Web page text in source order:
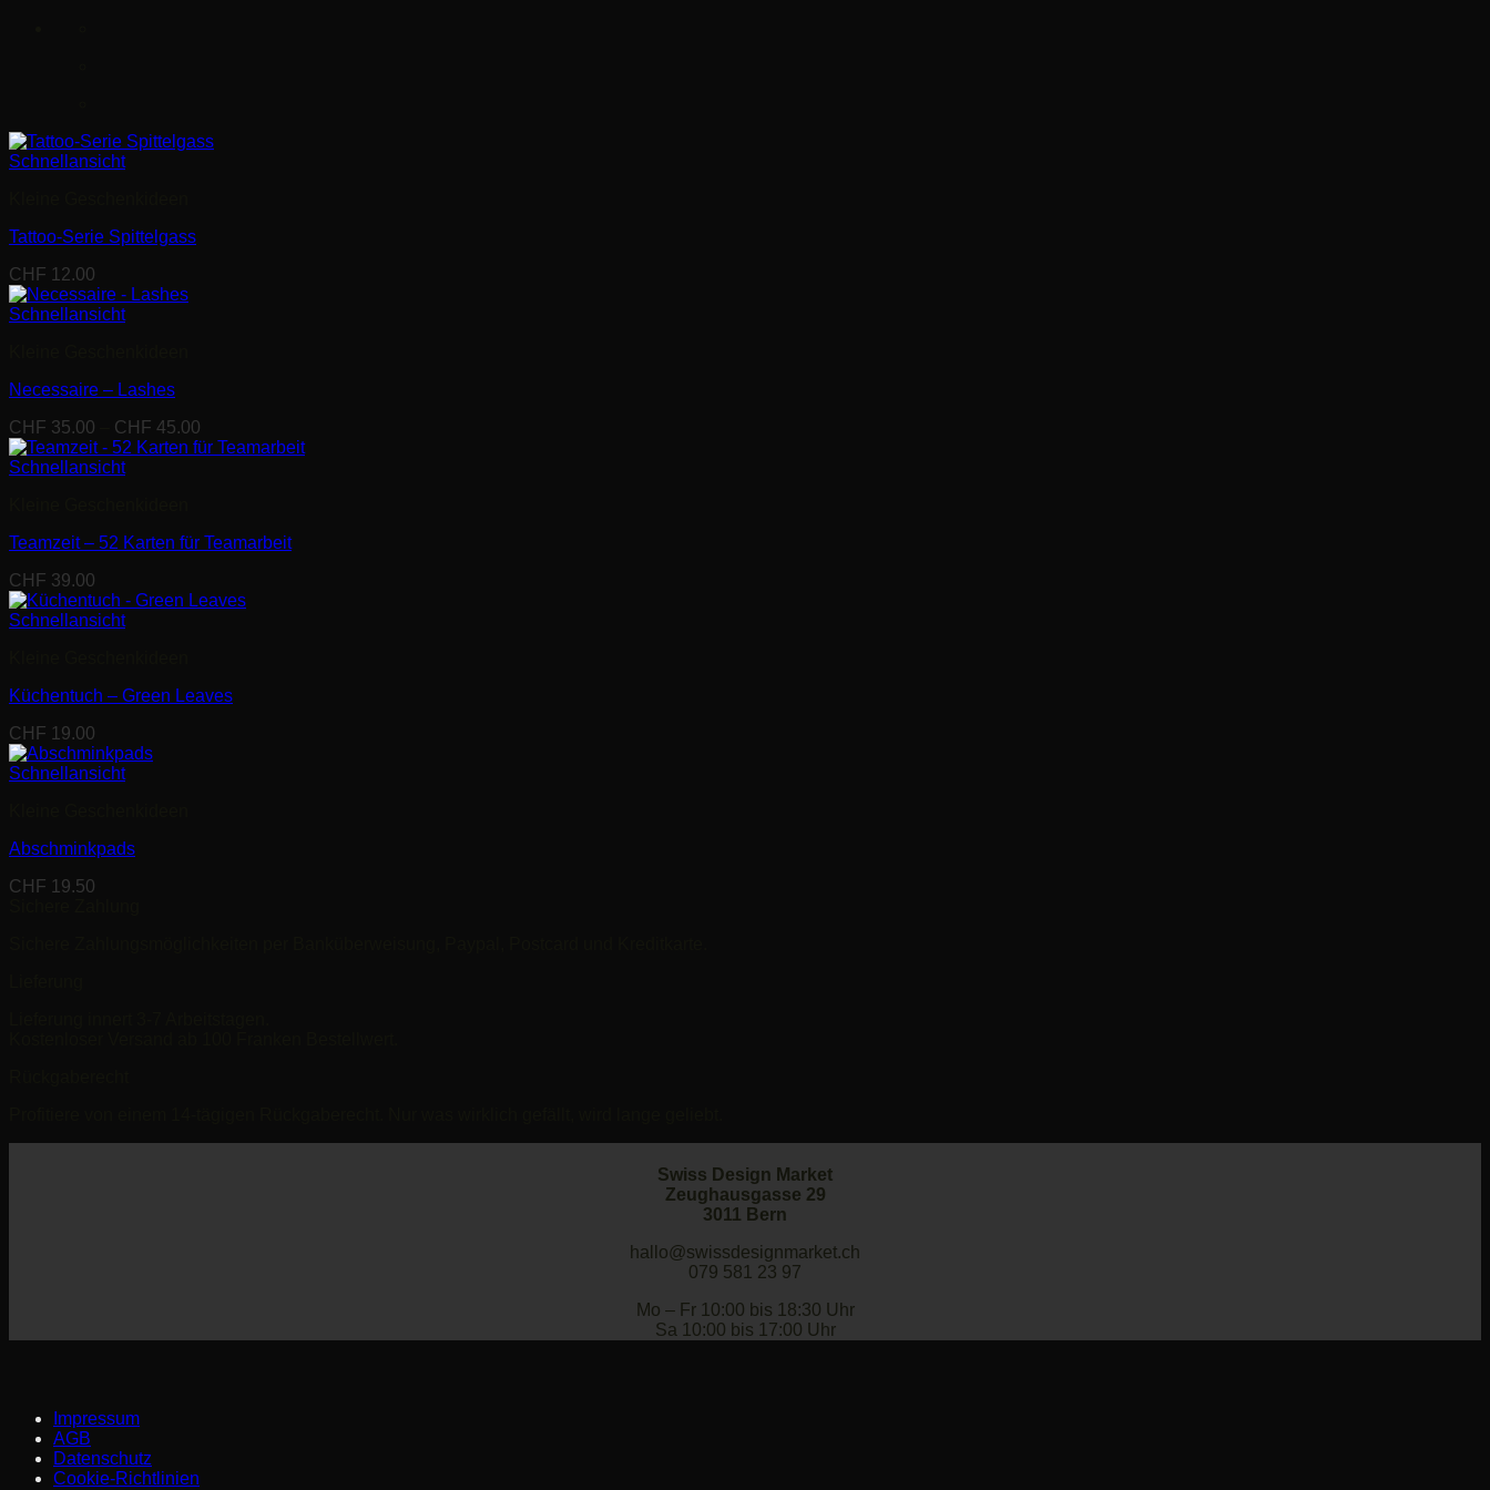
Schnellansicht
Tattoo-Serie Spittelgass
CHF 12.00
Schnellansicht
Necessaire – Lashes
CHF 35.00 CHF 45.00
CHF 35.00
Schnellansicht
Teamzeit – 52 Karten für Teamarbeit
CHF 39.00
Schnellansicht
Küchentuch – Green Leaves
CHF 19.00
Schnellansicht
Abschminkpads
CHF 19.50
Swiss Design Market
Zeughausgasse 29
3011 Bern
hallo@swissdesignmarket.ch
079 581 23 97
Mo – Fr 10:00 bis 18:30 Uhr
Sa 10:00 bis 17:00 Uhr
Impressum
AGB
Datenschutz
Cookie-Richtlinien